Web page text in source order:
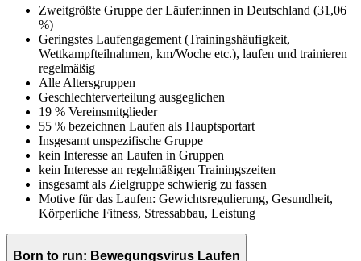
Zweitgrößte Gruppe der Läufer:innen in Deutschland (31,06
%)
Geringstes Laufengagement (Trainingshäufigkeit,
Wettkampfteilnahmen, km/Woche etc.), laufen und trainieren
regelmäßig
Alle Altersgruppen
Geschlechterverteilung ausgeglichen
19 % Vereinsmitglieder
55 % bezeichnen Laufen als Hauptsportart
Insgesamt unspezifische Gruppe
kein Interesse an Laufen in Gruppen
kein Interesse an regelmäßigen Trainingszeiten
insgesamt als Zielgruppe schwierig zu fassen
Motive für das Laufen: Gewichtsregulierung, Gesundheit,
Körperliche Fitness, Stressabbau, Leistung
Born to run: Bewegungsvirus Laufen